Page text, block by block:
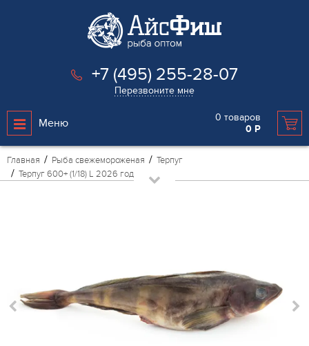
+7 (495) 255-28-07
Перезвоните мне
Меню 0 товаров
0 Р
Главная Рыба свежемороженая
Терпуг
Терпуг 600+ (1/18) L 2026 год